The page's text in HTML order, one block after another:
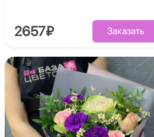
2657₽ Заказать